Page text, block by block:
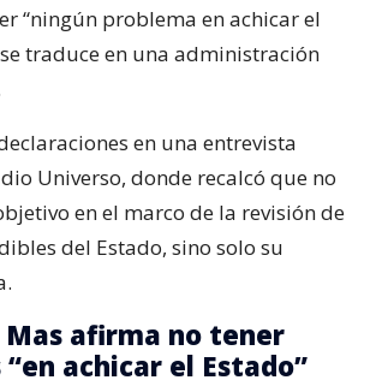
“ningún problema en achicar el
traduce en una administración
en una entrevista
Universo, donde recalcó que no
en el marco de la revisión de
del Estado, sino solo su
afirma no tener
achicar el Estado”